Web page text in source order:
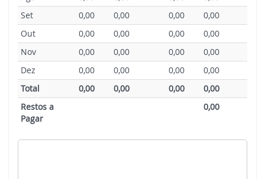
Set
0,00 0,00 0,00
0,00
Out
0,00 0,00 0,00
0,00
Nov
0,00 0,00 0,00
0,00
Dez
0,00 0,00 0,00
0,00
Total
0,00 0,00 0,00
0,00
Restos a
Pagar
0,00